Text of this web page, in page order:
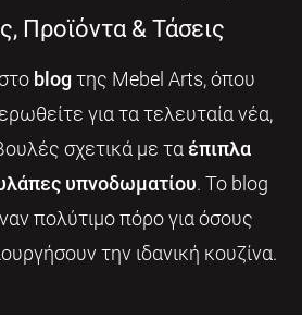
Προϊόντα & Τάσεις
blogτης Mebel Arts, όπου
για τα τελευταία νέα,
σχετικά με τα έπιπλα
υπνοδωματίου. Το blog
πολύτιμο πόρο για όσους
την ιδανική κουζίνα.